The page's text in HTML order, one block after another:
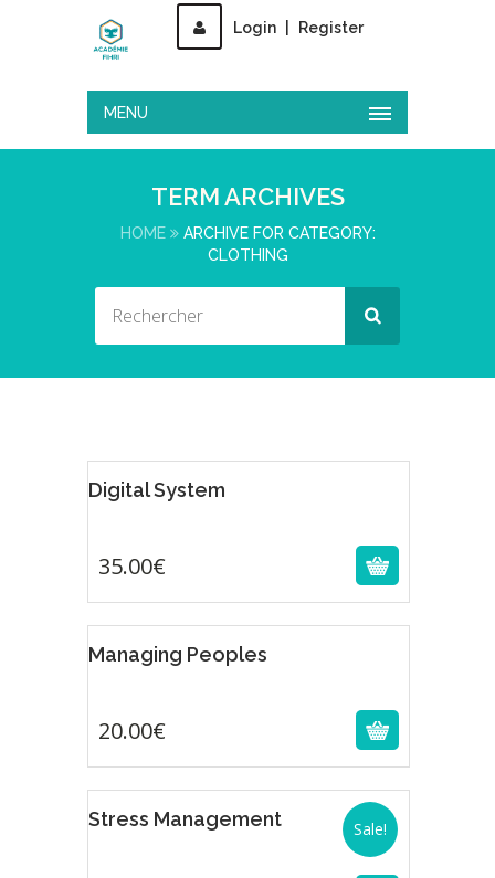
Login Register
MENU
TERM ARCHIVES
HOME
ARCHIVE FOR CATEGORY:
CLOTHING
Digital System
35.00€
Managing Peoples
20.00€
Sale!
Stress Management